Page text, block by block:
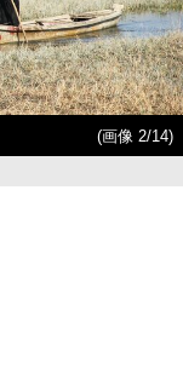
(画像 2/14)